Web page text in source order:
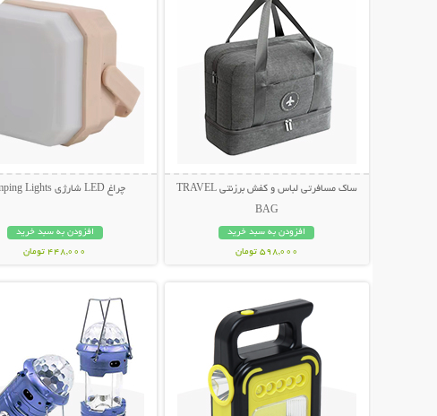
ساک مسافرتی لباس و کفش برزنتی TRAVEL
BAG
افزودن به سبد خرید
598,000 تومان
چراغ LED شارژی Camping Lights
افزودن به سبد خرید
448,000 تومان